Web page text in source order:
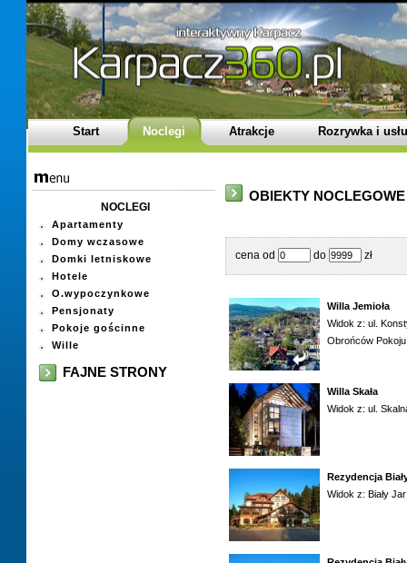
Start Noclegi Atrakcje Rozrywka i
NOCLEGI
Apartamenty
Domy wczasowe
Domki letniskowe
Hotele
O.wypoczynkowe
Pensjonaty
Pokoje gościnne
Wille
FAJNE STRONY
OBIEKTY
cena od do zł
Willa Jemioła
Widok z: ul.
Obrońców Pokoju
Willa Skała
Widok z: ul.
Rezydencja
Widok z: Biały Jar